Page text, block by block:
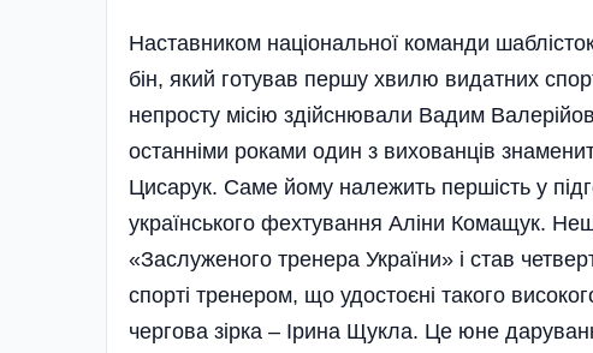
Наставником національної команди
бін, який готував першу хвилю видатних
непрос­ту місію здійс­нювали Вадим
останніми роками один з вихован­ців
Цисарук. Саме йому належить першість у
українського фехтування Аліни Комащук.
«Заслуженого тренера України» і став
спорті трене­ром, що удостоєні такого
чергова зірка – Ірина Щукла. Це юне